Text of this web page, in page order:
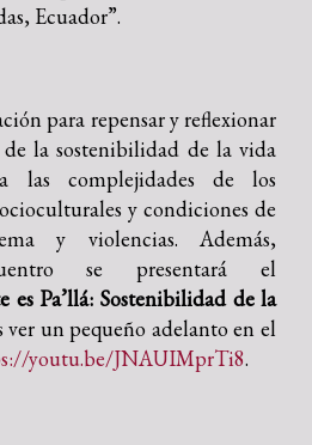
Ecuador”.
para repensar y reflexionar
la sostenibilidad de la vida
las complejidades de los
y condiciones de
y violencias. Además,
se presentará el
es Pa’llá: Sostenibilidad de la
ver un pequeño adelanto en el
youtu.be/JNAUIMprTi8.